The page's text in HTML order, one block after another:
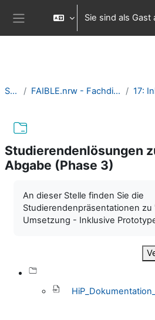
Website-Übersicht
Sie sind als
Startseite FAIBLE.nrw - Fachdidaktik Informatik in Bausteinen für die Lehre
Studierendenlösungen
Abgabe (Phase 3)
An dieser Stelle finden Sie die
Studierendenpräsentationen zu
Umsetzung - Inklusive